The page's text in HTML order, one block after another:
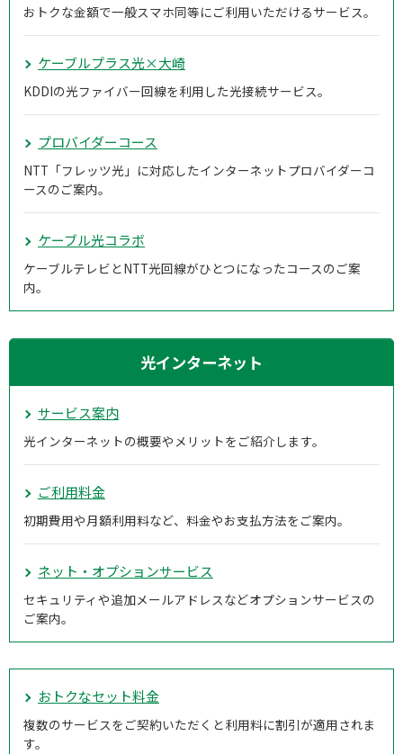
おトクな金額で一般スマホ同等にご利用いただけるサービス。
ケーブルプラス光×大崎
KDDIの光ファイバー回線を利用した光接続サービス。
プロバイダーコース
NTT「フレッツ光」に対応したインターネットプロバイダーコ
ースのご案内。
ケーブル光コラボ
ケーブルテレビとNTT光回線がひとつになったコースのご案
内。
光インターネット
サービス案内
光インターネットの概要やメリットをご紹介します。
ご利用料金
初期費用や月額利用料など、料金やお支払方法をご案内。
ネット・オプションサービス
セキュリティや追加メールアドレスなどオプションサービスの
ご案内。
おトクなセット料金
複数のサービスをご契約いただくと利用料に割引が適用されま
す。